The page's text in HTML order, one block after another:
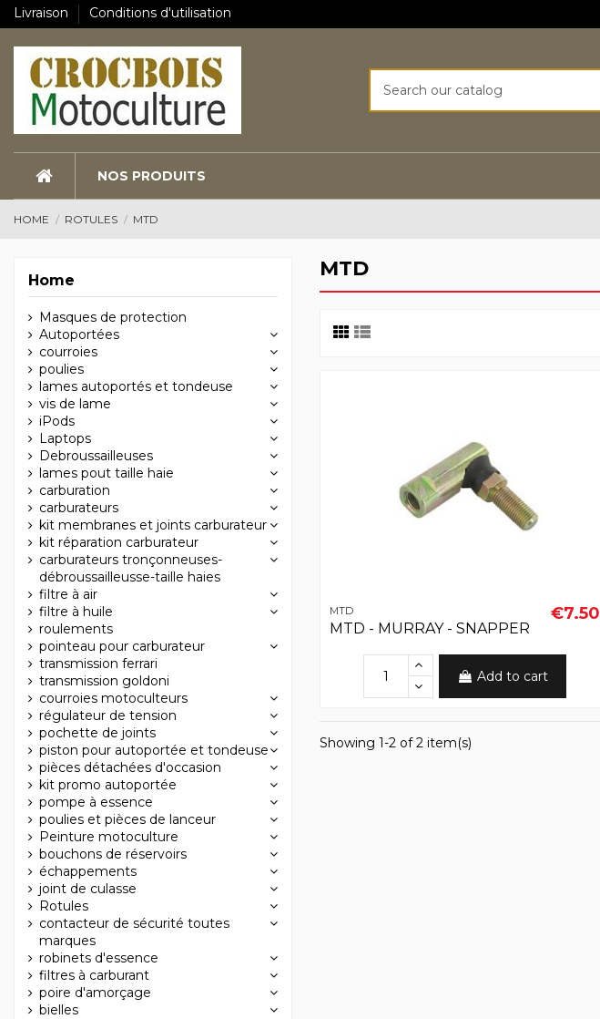
Livraison Conditions d'utilisation
NOS PRODUITS
HOME ROTULES MTD
MTD
MTD
MTD - MURRAY - SNAPPER
€7.50
Add to cart
Showing 1-2 of 2 item(s)
Home
Masques de protection
Autoportées
courroies
poulies
lames autoportés et tondeuse
vis de lame
iPods
Laptops
Debroussailleuses
lames pout taille haie
carburation
carburateurs
kit membranes et joints carburateur
kit réparation carburateur
carburateurs tronçonneuses-
débroussailleusse-taille haies
filtre à air
filtre à huile
roulements
pointeau pour carburateur
transmission ferrari
transmission goldoni
courroies motoculteurs
régulateur de tension
pochette de joints
piston pour autoportée et tondeuse
pièces détachées d'occasion
kit promo autoportée
pompe à essence
poulies et pièces de lanceur
Peinture motoculture
bouchons de réservoirs
échappements
joint de culasse
Rotules
contacteur de sécurité toutes
marques
robinets d'essence
filtres à carburant
poire d'amorçage
bielles